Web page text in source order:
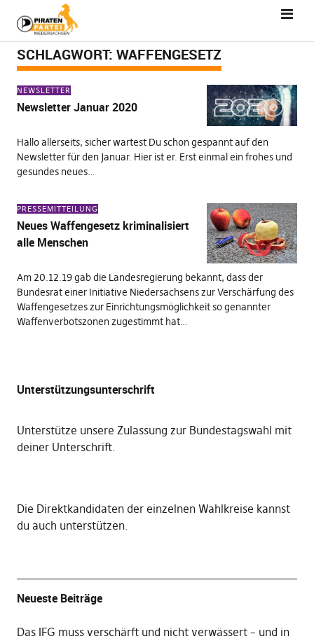
SCHLAGWORT: WAFFENGESETZ
NEWSLETTER
Newsletter Januar 2020
Hallo allerseits, sicher wartest Du schon gespannt auf den
Newsletter für den Januar. Hier ist er. Erst einmal ein frohes und
gesundes neues…
PRESSEMITTEILUNG
Neues Waffengesetz kriminalisiert
alle Menschen
Am 20.12.19 gab die Landesregierung bekannt, dass der
Bundesrat einer Initiative Niedersachsens zur Verschärfung des
Waffengesetzes zur Einrichtungsmöglichkeit so genannter
Waffenverbotszonen zugestimmt hat…
Unterstützungsunterschrift
Unterstütze unsere Zulassung zur Bundestagswahl mit
deiner Unterschrift.
Die Direktkandidaten der einzelnen Wahlkreise kannst
du auch unterstützen.
Neueste Beiträge
Das IFG muss verschärft und nicht verwässert – und in